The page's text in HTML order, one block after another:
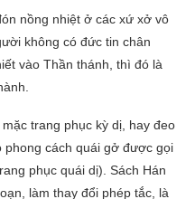
nồng nhiệt ở các xứ xở vô
không có đức tin chân
vào Thần thánh, thì đó là
trang phục kỳ dị, hay đeo
phong cách quái gở được gọi
phục quái dị). Sách Hán
làm thay đổi phép tắc, là